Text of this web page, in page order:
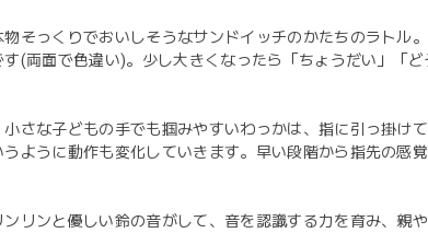
物そっくりでおいしそうなサンドイッチのかたちのラトル
(両面で色違い)。少し大きくなったら「ちょうだい」「
小さな子どもの手でも掴みやすいわっかは、指に引っ掛け
ように動作も変化していきます。早い段階から指先の感
ンリンと優しい鈴の音がして、音を認識する力を育み、親